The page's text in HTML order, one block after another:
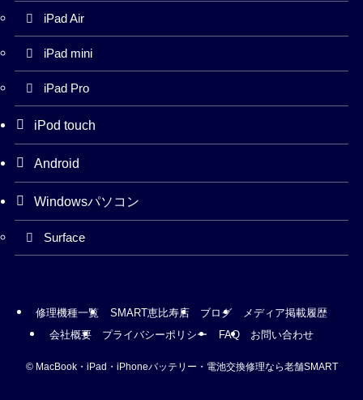
iPad Air
iPad mini
iPad Pro
iPod touch
Android
Windowsパソコン
Surface
修理機種一覧 SMART恵比寿店 ブログ
メディア掲載履歴
会社概要
プライバシーポリシー FAQ お問い合わせ
© MacBook・iPad・iPhoneバッテリー・電池交換修理なら老舗SMART